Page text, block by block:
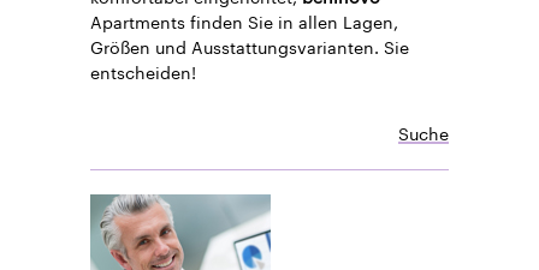
Apartments finden Sie in allen Lagen,
Größen und Ausstattungsvarianten. Sie
entscheiden!
Suche